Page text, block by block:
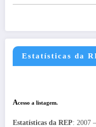
Estatísticas da
Acesso a listagem.
Estatísticas da REP: 2007